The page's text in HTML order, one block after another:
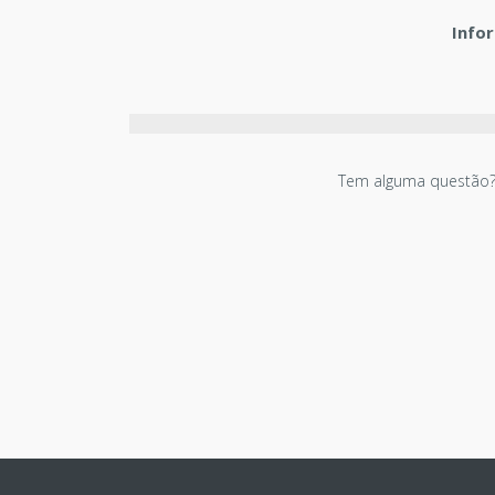
Tem alguma